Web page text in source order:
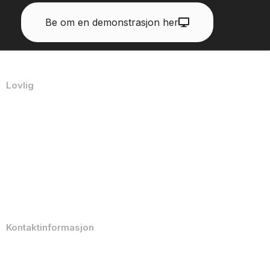
Be om en demonstrasjon her
Lovlig
Kontaktinformasjon